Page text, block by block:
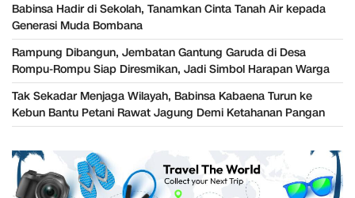
Babinsa Hadir di Sekolah, Tanamkan Cinta Tanah Air kepada
Generasi Muda Bombana
Rampung Dibangun, Jembatan Gantung Garuda di Desa
Rompu-Rompu Siap Diresmikan, Jadi Simbol Harapan Warga
Tak Sekadar Menjaga Wilayah, Babinsa Kabaena Turun ke
Kebun Bantu Petani Rawat Jagung Demi Ketahanan Pangan